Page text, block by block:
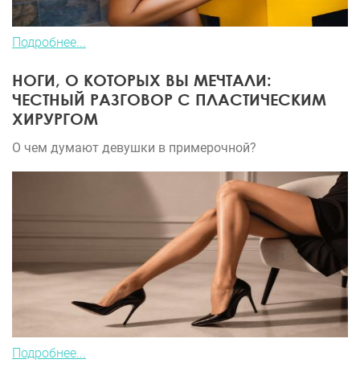
Подробнее...
НОГИ, О КОТОРЫХ ВЫ МЕЧТАЛИ:
ЧЕСТНЫЙ РАЗГОВОР С ПЛАСТИЧЕСКИМ
ХИРУРГОМ
О чем думают девушки в примерочной?
Подробнее...